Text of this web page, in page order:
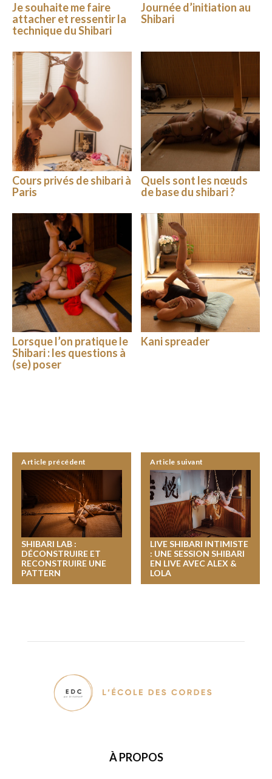
Je souhaite me faire
attacher et ressentir la
technique du Shibari
Journée d’initiation au
Shibari
Cours privés de shibari à
Paris
Quels sont les nœuds
de base du shibari ?
Lorsque l’on pratique le
Shibari : les questions à
(se) poser
Kani spreader
Article précédent
SHIBARI LAB :
DÉCONSTRUIRE ET
RECONSTRUIRE UNE
PATTERN
Article suivant
LIVE SHIBARI INTIMISTE
: UNE SESSION SHIBARI
EN LIVE AVEC ALEX &
LOLA
À PROPOS